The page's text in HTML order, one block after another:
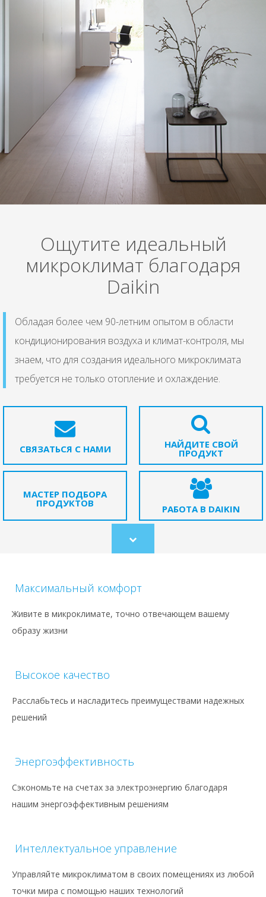
Ощутите идеальный
микроклимат благодаря
Daikin
Обладая более чем 90-летним опытом в области
кондиционирования воздуха и климат-контроля, мы
знаем, что для создания идеального микроклимата
требуется не только отопление и охлаждение.
СВЯЗАТЬСЯ С НАМИ НАЙДИТЕ СВОЙ
ПРОДУКТ
МАСТЕР ПОДБОРА
ПРОДУКТОВ РАБОТА В DAIKIN
Scroll
to
Максимальный комфорт
Живите в микроклимате, точно отвечающем вашему
образу жизни
Высокое качество
Расслабьтесь и насладитесь преимуществами надежных
решений
Энергоэффективность
Сэкономьте на счетах за электроэнергию благодаря
нашим энергоэффективным решениям
Интеллектуальное управление
Управляйте микроклиматом в своих помещениях из любой
точки мира с помощью наших технологий